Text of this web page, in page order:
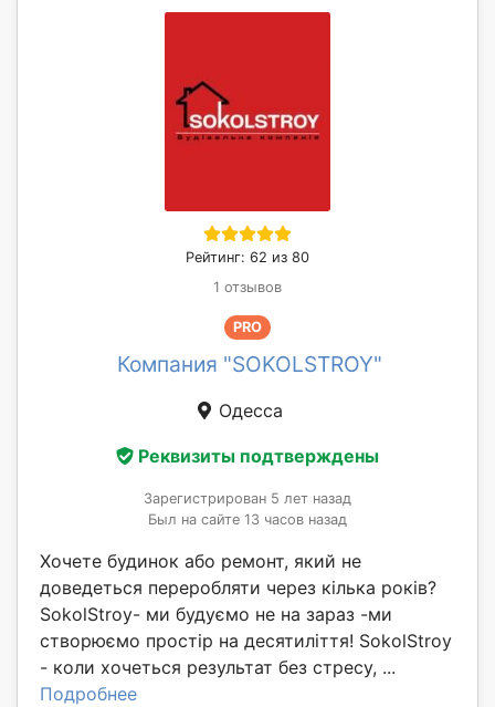
Рейтинг: 62 из 80
1 отзывов
PRO
Компания "SOKOLSTROY"
Одесса
Реквизиты подтверждены
Зарегистрирован 5 лет назад
Был на сайте 13 часов назад
Хочете будинок або ремонт, який не
доведеться переробляти через кілька років?
SokolStroy- ми будуємо не на зараз -ми
створюємо простір на десятиліття! SokolStroy
- коли хочеться результат без стресу, ...
Подробнее